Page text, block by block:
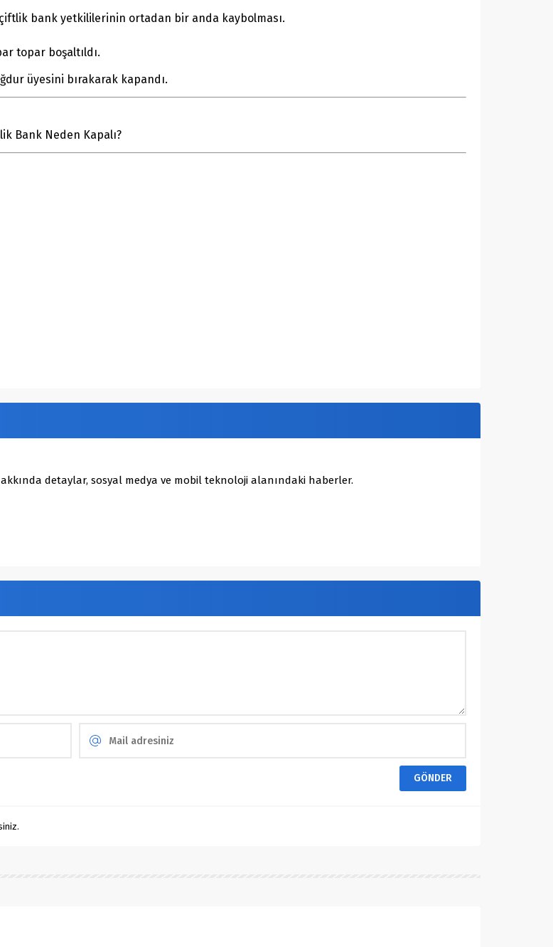
bank yetkililerinin ortadan bir anda kaybolması.
topar boşaltıldı.
üyesini bırakarak kapandı.
Bank Neden Kapalı?
detaylar, sosyal medya ve mobil teknoloji alanındaki haberler.